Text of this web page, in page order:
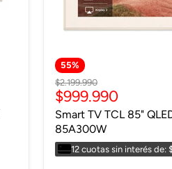
55%
Precio
original
$2.199.990
Precio
actual
$999.990
Smart TV TCL 85"
85A300W
12 cuotas sin interés de: